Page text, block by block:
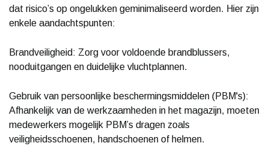
dat risico’s op ongelukken geminimaliseerd worden. Hier zijn
enkele aandachtspunten:
Brandveiligheid: Zorg voor voldoende brandblussers,
nooduitgangen en duidelijke vluchtplannen.
Gebruik van persoonlijke beschermingsmiddelen (PBM's):
Afhankelijk van de werkzaamheden in het magazijn, moeten
medewerkers mogelijk PBM’s dragen zoals
veiligheidsschoenen, handschoenen of helmen.